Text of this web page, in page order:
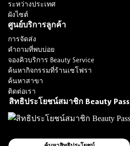
ระหว่างประเทศ
ผังไซต์
ศูนย์บริการลูกค้า
การจัดส่ง
คำถามที่พบบ่อย
จองคิวบริการ Beauty Service
ค้นหากิจกรรมที่ร้านเซโฟรา
ค้นหาสาขา
ติดต่อเรา
สิทธิประโยชน์สมาชิก Beauty Pass